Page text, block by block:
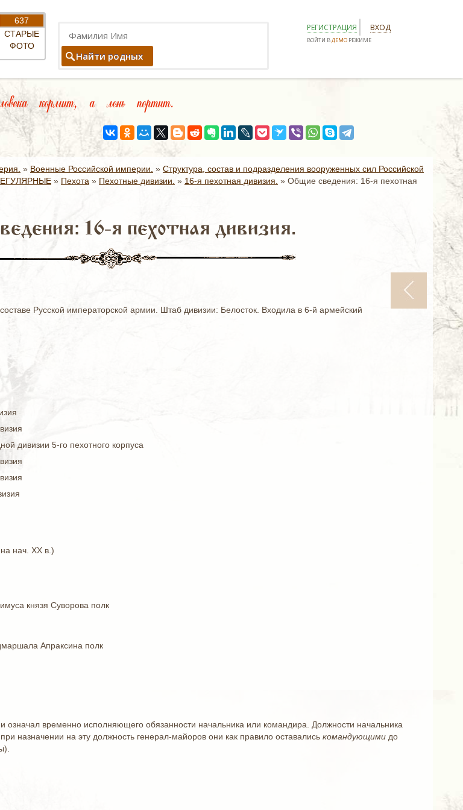
637
СТАРЫЕ
ФОТО
Найти родных
РЕГИСТРАЦИЯ ВХОД
ВОЙТИ ВДЕМО РЕЖИМЕ
кормит, а лень портит.
» Военные Российской империи. » Структура, состав и подразделения вооруженных сил Российской
» Пехота » Пехотные дивизии. » 16-я пехотная дивизия. » Общие сведения: 16-я пехотная
16-я пехотная дивизия.
Русской императорской армии. Штаб дивизии: Белосток. Входила в 6-й армейский
дивизии 5-го пехотного корпуса
нач. XX в.)
князя Суворова полк
Апраксина полк
означал временно исполняющего обязанности начальника или командира. Должности начальника
назначении на эту должность генерал-майоров они как правило оставались командующими до